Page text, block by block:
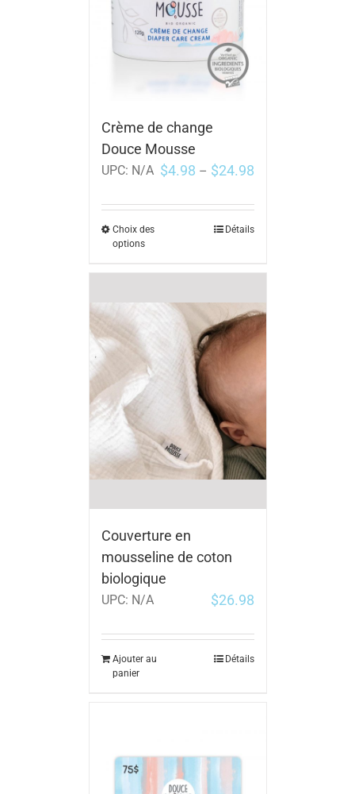
Crème de change
Douce Mousse
UPC: N/A $4.98 – $24.98
Choix des
options
Détails
Couverture en
mousseline de coton
biologique
UPC: N/A $26.98
Ajouter au
panier
Détails